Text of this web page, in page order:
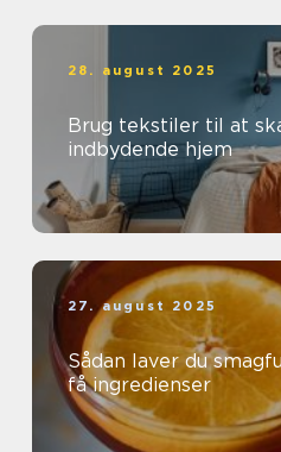
28. august 2025
Brug tekstiler til at
indbydende hjem
27. august 2025
Sådan laver du
få ingredienser